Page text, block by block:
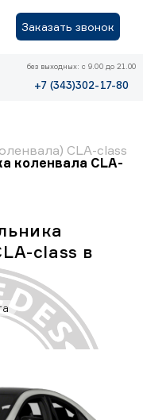
Заказать звонок
без выходных: с 9.00 до 21.00
+7 (343)302-17-80
CLA-class
коленвала CLA-
class в